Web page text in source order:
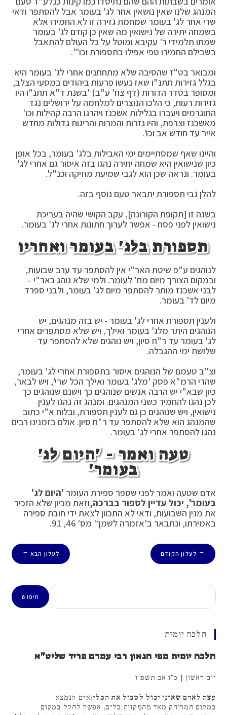
המנהג שלנו שאין נושאין אחר לג' בעומר אבל להסתפר ודאי
שרי אחר לג' בעומר שמחמת גזירה זו לא החמירו אלא
בשמחה יתירה של נישואין מה שאין כן קודם לג' בעומר
שמתו תלמידי ר' עקיבא ומוטל על כל העולם להתאבל
בשבילם החמירו טפי אפילו בתספורת וכו'".
ומבואר בט"ז שהסיבה שלא מתחתנים אחרי לג' בעומר היא
בגלל גזירות תתנ"ו שאז נעשו פרעות ביהודים במסעי הצלב,
ומסופר בסדר הדורות (דף צח' ע"ב) 'בשנת ד"א תתנ"ו היו
גזירות רעות, כי הלכו הנוצרים למלחמה על ירושלים נגד
התוגרמים ויעברו בגלילות אשכנז ויהרגו הרבה קהילות וכו'
מאשכנז וצרפת, והיו גזרות והמרות והריגות גדולות מחדש
אייר עד חודש אב וכו'.
והיינו שאף שמסתיימים ימי האבילות בלג' בעומר, בכל אופן
כיון שנישואין היא שמחה יתירה נהגו בזה איסור גם אחרי לג'
בעומר. ונראה שכן הוא לגבי שמיעת מוזיקה וכנ"ל.
להלן גבי תספורת יתבאר טעם נוסף בזה.
בשנה זו [תקופת הקורונה], עקב הקושי שהיה בעריכת
נישואין לפני פסח - אפשר לערוך חתונות אחרי לג' בעומר.
תספורת בלג' בעומר ואחריו
לנוהגים ע"פ שיטת האר"י אין להסתפר עד ערב שבועות,
ובמקום הצורך מיום מח' לעומר. ולמי שלא נוהג כאר"י –
לבני אשכנז מותר להסתפר מיום לג' בעומר, ולבני ספרד
מיום לד' בעומר.
ולענין תספורת אחרי לג' בעומר - יש בזה מנהגים, יש
הנוהגים היתר מלג' בעומר ואילך, ויש שלא מסתפרים אחרי
לג' בעומר עד ר"ח סיון, ויש נוהגים שלא להסתפר עד
שלושת ימי ההגבלה.
וצ"ב טעמם של הנוהגים איסור בתספורת אחרי לג' בעומר,
שהרי הרמ"א פסק 'מלג' בעומר ואילך הכל שרי', ויש לבאר,
כיון שבא"י יש הרבה אנשים שנוהגים כך וישנם שנוהגים כך
לכן נהגו להחמיר כשני המנהגים. ומנהג זה נהגו לענין
נישואין, ויש שנוהגים כן גם לענין תספורת, ובלוח א"י כתוב
שהמנהג הוא שלא להסתפר עד ר"ח סיון. אולם בזמנינו רבים
נהגו להסתפר אחרי לג' בעומר.
טעה ואמר - 'היום לג'
בעומר'
אדם שטעה ואמר לפני שספר ספירת העומר 'היום לג'
בעומר', יכול עדיין לספור בברכה,וזאת מכיון שלא הזכיר
את מנין השבועות, ודאי לא התכוון לצאת ידי חובת ספירה
באמירתו, ונתבאר ב'אזמרה לשמך' מס' 46, 91.
← לעלון הקודם לעלון הבא →
חיפוש
חיפוש
הלכה יומית
הלכה יומית מפי הגאון רבי עמרם פריד שליט"א
יום ראשון | כ"ו אב תשפ"ו
עצה לאדם שאינו יכול לטבול את הכלי:אדם הנמצא
במקום המרוחק מאד מהמקווה כלים, אפשר להקל במקום